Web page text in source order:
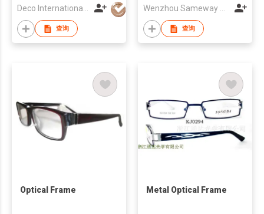
Deco International Co., Ltd.
查询
Wenzhou Sameway Optical Co Ltd
查询
Optical Frame Metal Optical Frame